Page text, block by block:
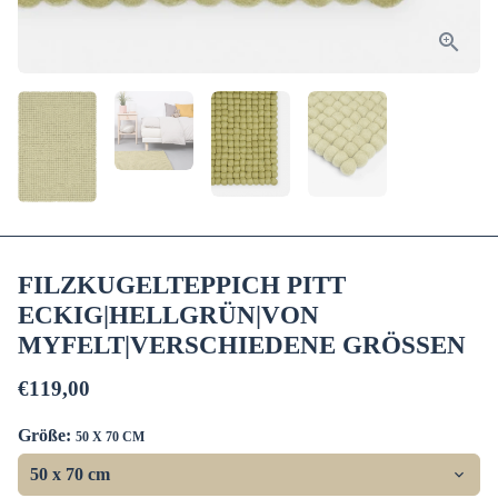
FILZKUGELTEPPICH PITT
ECKIG|HELLGRÜN|VON
MYFELT|VERSCHIEDENE GRÖSSEN
€119,00
Größe: 50 X 70 CM